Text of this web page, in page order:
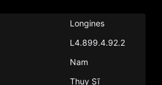
Longines
L4.899.4.92.2
Nam
Thụy Sĩ